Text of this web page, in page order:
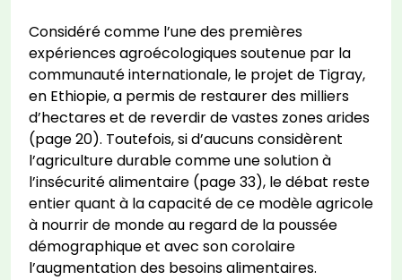
Considéré comme l’une des premières
expériences agroécologiques soutenue par la
communauté internationale, le projet de Tigray,
en Ethiopie, a permis de restaurer des milliers
d’hectares et de reverdir de vastes zones arides
(page 20). Toutefois, si d’aucuns considèrent
l’agriculture durable comme une solution à
l’insécurité alimentaire (page 33), le débat reste
entier quant à la capacité de ce modèle agricole
à nourrir de monde au regard de la poussée
démographique et avec son corolaire
l’augmentation des besoins alimentaires.